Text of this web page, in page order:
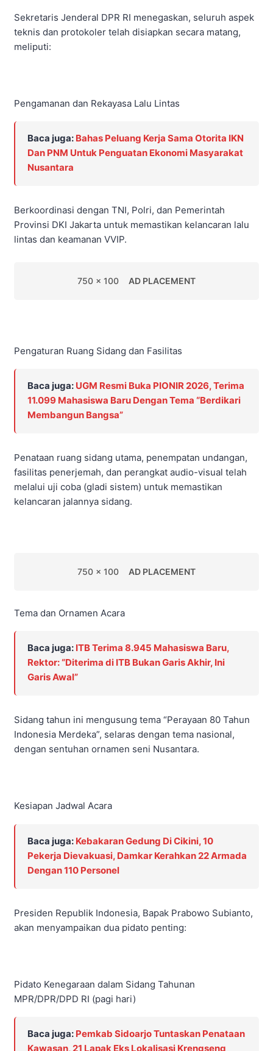
Sekretaris Jenderal DPR RI menegaskan, seluruh aspek
teknis dan protokoler telah disiapkan secara matang,
meliputi:
Pengamanan dan Rekayasa Lalu Lintas
Baca juga: Bahas Peluang Kerja Sama Otorita IKN
Dan PNM Untuk Penguatan Ekonomi Masyarakat
Nusantara
Berkoordinasi dengan TNI, Polri, dan Pemerintah
Provinsi DKI Jakarta untuk memastikan kelancaran lalu
lintas dan keamanan VVIP.
750 x 100 AD PLACEMENT
Pengaturan Ruang Sidang dan Fasilitas
Baca juga: UGM Resmi Buka PIONIR 2026, Terima
11.099 Mahasiswa Baru Dengan Tema “Berdikari
Membangun Bangsa”
Penataan ruang sidang utama, penempatan undangan,
fasilitas penerjemah, dan perangkat audio-visual telah
melalui uji coba (gladi sistem) untuk memastikan
kelancaran jalannya sidang.
750 x 100 AD PLACEMENT
Tema dan Ornamen Acara
Baca juga: ITB Terima 8.945 Mahasiswa Baru,
Rektor: “Diterima di ITB Bukan Garis Akhir, Ini
Garis Awal”
Sidang tahun ini mengusung tema “Perayaan 80 Tahun
Indonesia Merdeka”, selaras dengan tema nasional,
dengan sentuhan ornamen seni Nusantara.
Kesiapan Jadwal Acara
Baca juga: Kebakaran Gedung Di Cikini, 10
Pekerja Dievakuasi, Damkar Kerahkan 22 Armada
Dengan 110 Personel
Presiden Republik Indonesia, Bapak Prabowo Subianto,
akan menyampaikan dua pidato penting:
Pidato Kenegaraan dalam Sidang Tahunan
MPR/DPR/DPD RI (pagi hari)
Baca juga: Pemkab Sidoarjo Tuntaskan Penataan
Kawasan, 21 Lapak Eks Lokalisasi Krengseng